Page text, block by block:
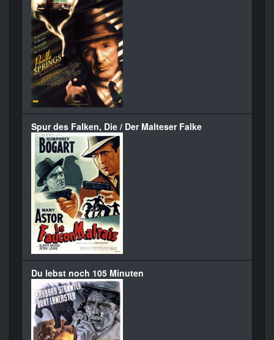
Spur des Falken, Die / Der Malteser Falke
Du lebst noch 105 Minuten